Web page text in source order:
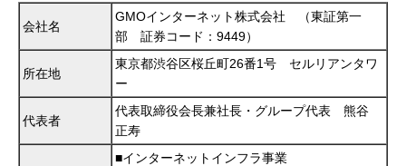
会社名
GMOインターネット株式会社 （東証第一
部 証券コード：9449）
所在地
東京都渋谷区桜丘町26番1号 セルリアンタワ
ー
代表者
代表取締役会長兼社長・グループ代表 熊谷
正寿
■インターネットインフラ事業